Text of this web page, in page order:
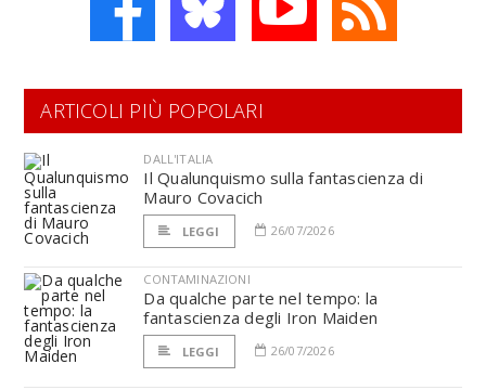
ARTICOLI PIÙ POPOLARI
DALL'ITALIA
Il Qualunquismo sulla fantascienza di
Mauro Covacich
LEGGI 26/07/2026
CONTAMINAZIONI
Da qualche parte nel tempo: la
fantascienza degli Iron Maiden
LEGGI 26/07/2026